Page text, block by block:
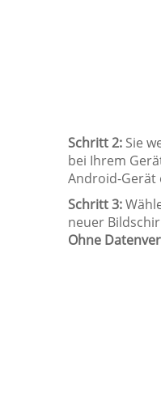
Schritt 2: Sie
bei Ihrem
Android-Gerät
Schritt 3:
neuer
Ohne